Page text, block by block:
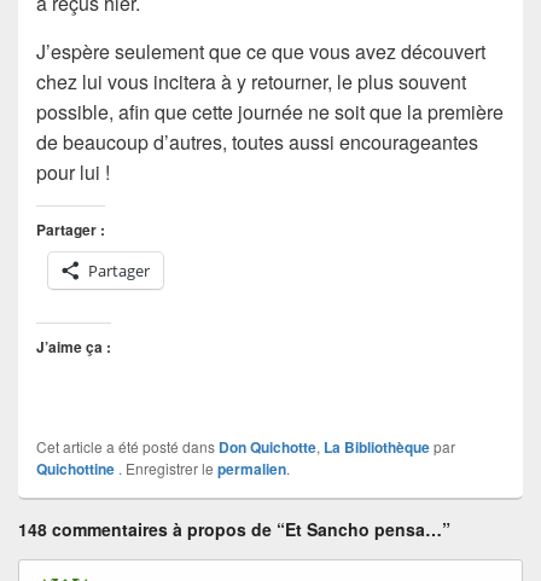
J’espère seulement que ce que vous avez découvert
chez lui vous incitera à y retourner, le plus souvent
possible, afin que cette journée ne soit que la première
de beaucoup d’autres, toutes aussi encourageantes
pour lui !
Partager :
Partager
J’aime ça :
Cet article a été posté dans Don Quichotte, La Bibliothèquepar
Quichottine . Enregistrer le permalien.
148 commentaires à propos de “Et Sancho pensa…”